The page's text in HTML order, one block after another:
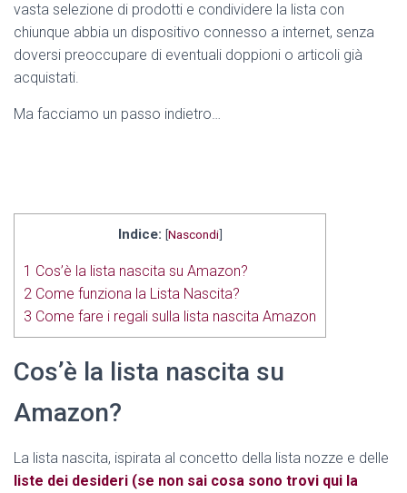
vasta selezione di prodotti e condividere la lista con
chiunque abbia un dispositivo connesso a internet, senza
doversi preoccupare di eventuali doppioni o articoli già
acquistati.
Ma facciamo un passo indietro…
Indice: [Nascondi]
1 Cos’è la lista nascita su Amazon?
2 Come funziona la Lista Nascita?
3 Come fare i regali sulla lista nascita Amazon
Cos’è la lista nascita su
Amazon?
La lista nascita, ispirata al concetto della lista nozze e delle
liste dei desideri (se non sai cosa sono trovi qui la